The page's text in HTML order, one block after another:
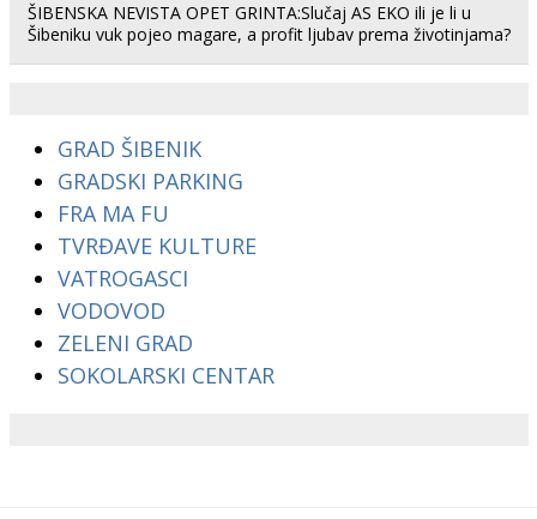
ŠIBENSKA NEVISTA OPET GRINTA:Slučaj AS EKO ili je li u
Šibeniku vuk pojeo magare, a profit ljubav prema životinjama?
GRAD ŠIBENIK
GRADSKI PARKING
FRA MA FU
TVRĐAVE KULTURE
VATROGASCI
VODOVOD
ZELENI GRAD
SOKOLARSKI CENTAR